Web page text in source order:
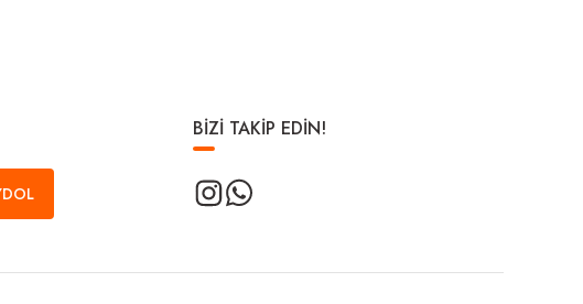
BİZİ TAKİP EDİN!